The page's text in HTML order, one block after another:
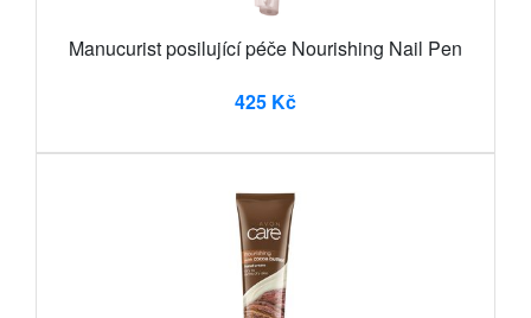
Manucurist posilující péče Nourishing Nail Pen
425 Kč